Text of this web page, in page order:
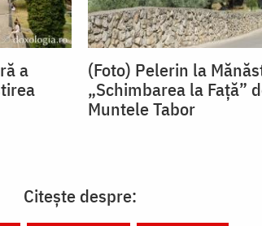
a
(Foto) Pelerin la
„Schimbarea la Față”
Muntele Tabor
Citește despre: